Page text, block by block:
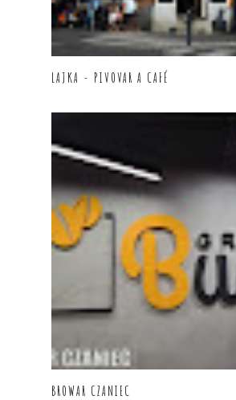
LAJKA - PIVOVAR A CAFÉ
BROWAR CZANIEC